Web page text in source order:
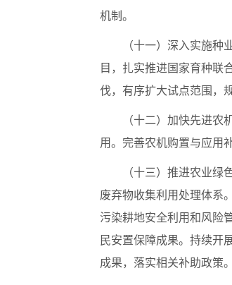
机制。
（十一）深入实施
目，扎实推进国家育种联
伐，有序扩大试点范围，
（十二）加快先进
用。完善农机购置与应用
（十三）推进农业
废弃物收集利用处理体系
污染耕地安全利用和风险
民安置保障成果。持续开
成果，落实相关补助政策